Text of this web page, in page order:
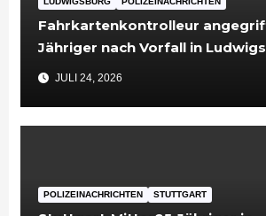
Fahrkartenkontrolleur
Jähriger nach Vorfall in
Untersuchungshaft
JULI 24, 2026
POLIZEINACHRICHTEN STUTTGART